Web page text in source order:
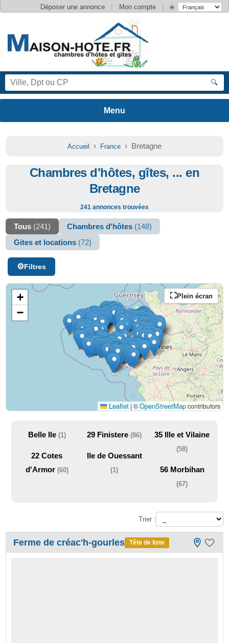
Déposer une annonce | Mon compte | 🌐
🔍
Accueil › France › Bretagne
Chambres d'hôtes, gîtes, ... en
Bretagne
241 annonces trouvées
Tous (241) Chambres d'hôtes (148)
Gites et locations (72)
Filtres
Plein écran
+
−
Leaflet | ©OpenStreetMapcontributors
Belle Ile (1)
22 Cotes
d'Armor (60)
29 Finistere(86)
Ile de Ouessant
(1)
35 Ille et Vilaine
(58)
56 Morbihan
(67)
Trier :
Ferme de créac'h-gourles Tête de liste